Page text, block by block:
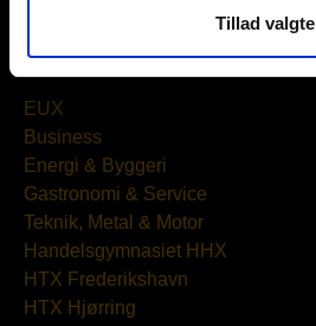
Tillad valgte
Uddannelser
EUX
Business
Energi & Byggeri
Gastronomi & Service
Teknik, Metal & Motor
Handelsgymnasiet HHX
HTX Frederikshavn
HTX Hjørring